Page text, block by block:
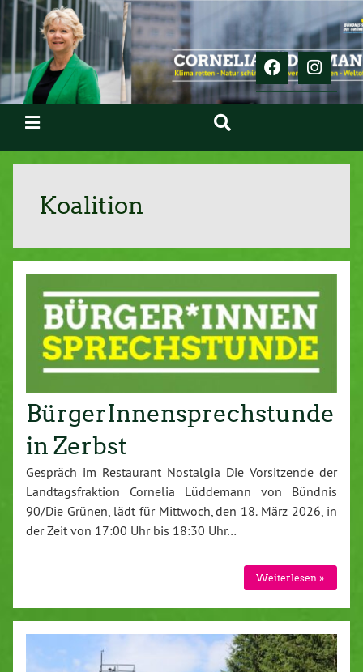
Koalition
BürgerInnensprechstunde
in Zerbst
Gespräch im Restaurant Nostalgia Die Vorsitzende der
Landtagsfraktion Cornelia Lüddemann von Bündnis
90/Die Grünen, lädt für Mittwoch, den 18. März 2026, in
der Zeit von 17:00 Uhr bis 18:30 Uhr…
Weiterlesen »